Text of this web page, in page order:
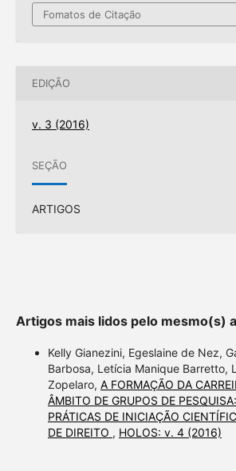
Fomatos de Citação
EDIÇÃO
v. 3 (2016)
SEÇÃO
ARTIGOS
Artigos mais lidos pelo mesmo(s)
Kelly Gianezini, Egeslaine de Nez,
Barbosa, Letícia Manique Barretto,
Zopelaro, A FORMAÇÃO DA
ÂMBITO DE GRUPOS DE
PRÁTICAS DE INICIAÇÃO
DE DIREITO , HOLOS: v. 4 (2016)